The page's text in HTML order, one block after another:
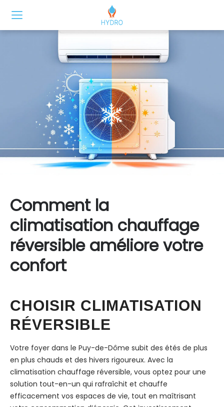
Comment la
climatisation chauffage
réversible améliore votre
confort
CHOISIR CLIMATISATION
RÉVERSIBLE
Votre foyer dans le Puy-de-Dôme subit des étés de plus
en plus chauds et des hivers rigoureux. Avec la
climatisation chauffage réversible, vous optez pour une
solution tout-en-un qui rafraîchit et chauffe
efficacement vos espaces de vie, tout en maîtrisant